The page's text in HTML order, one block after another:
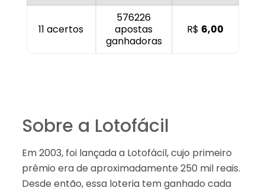
11 acertos
576226
apostas
ganhadoras
R$ 6,00
Sobre a Lotofácil
Em 2003, foi lançada a Lotofácil, cujo primeiro
prêmio era de aproximadamente 250 mil reais.
Desde então, essa loteria tem ganhado cada